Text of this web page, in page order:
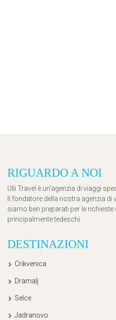
RIGUARDO A NOI
Ulli Travel è un'agenzia di viaggi
Il fondatore della nostra agenzia
siamo ben preparati per le richieste
principalmente tedeschi.
DESTINAZIONI
Crikvenica
Dramalj
Selce
Jadranovo